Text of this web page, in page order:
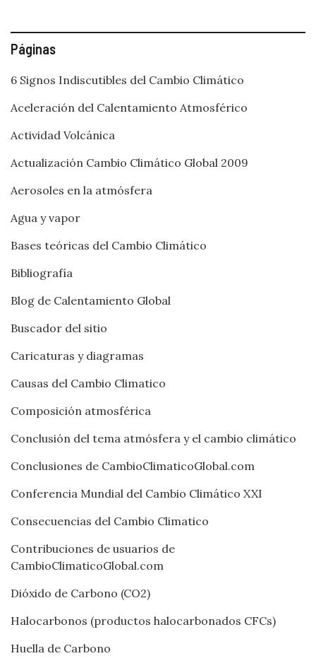
Páginas
6 Signos Indiscutibles del Cambio Climático
Aceleración del Calentamiento Atmosférico
Actividad Volcánica
Actualización Cambio Climático Global 2009
Aerosoles en la atmósfera
Agua y vapor
Bases teóricas del Cambio Climático
Bibliografía
Blog de Calentamiento Global
Buscador del sitio
Caricaturas y diagramas
Causas del Cambio Climatico
Composición atmosférica
Conclusión del tema atmósfera y el cambio climático
Conclusiones de CambioClimaticoGlobal.com
Conferencia Mundial del Cambio Climático XXI
Consecuencias del Cambio Climatico
Contribuciones de usuarios de
CambioClimaticoGlobal.com
Dióxido de Carbono (CO2)
Halocarbonos (productos halocarbonados CFCs)
Huella de Carbono